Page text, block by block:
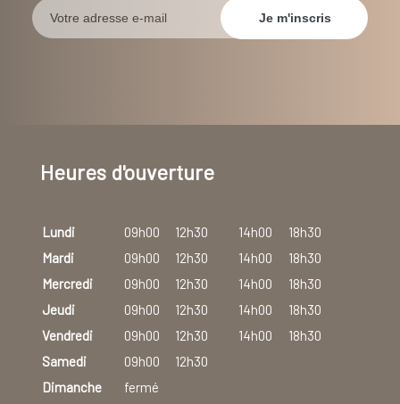
Heures d'ouverture
Lundi 09h00 12h30 14h00
18h30
Mardi
09h00 12h30 14h00
18h30
Mercredi
09h00 12h30 14h00
18h30
Jeudi
09h00 12h30 14h00
18h30
Vendredi
09h00 12h30 14h00
18h30
Samedi
09h00
12h30
Dimanche
fermé